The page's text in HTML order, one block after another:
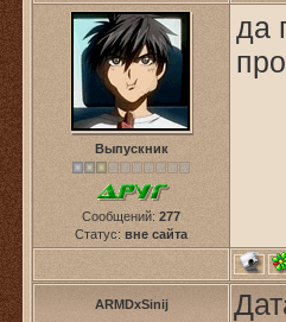
Выпускник
Сообщений: 277
Статус: вне сайта
да
ARMDxSinij